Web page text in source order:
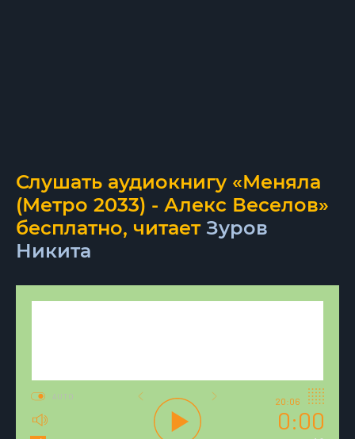
Слушать аудиокнигу «Меняла
(Метро 2033) - Алекс Веселов»
бесплатно, читает Зуров
Никита
0:00
20:06
AUTO